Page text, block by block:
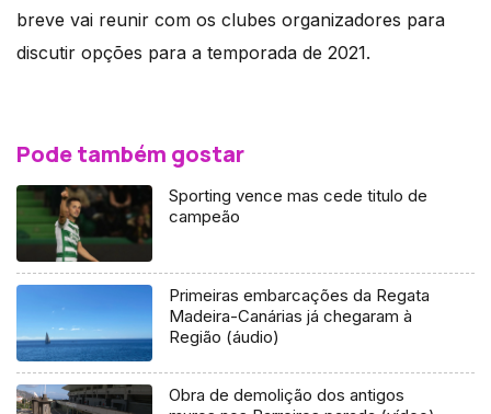
breve vai reunir com os clubes organizadores para
discutir opções para a temporada de 2021.
Pode também gostar
Sporting vence mas cede titulo de
campeão
Primeiras embarcações da Regata
Madeira-Canárias já chegaram à
Região (áudio)
Obra de demolição dos antigos